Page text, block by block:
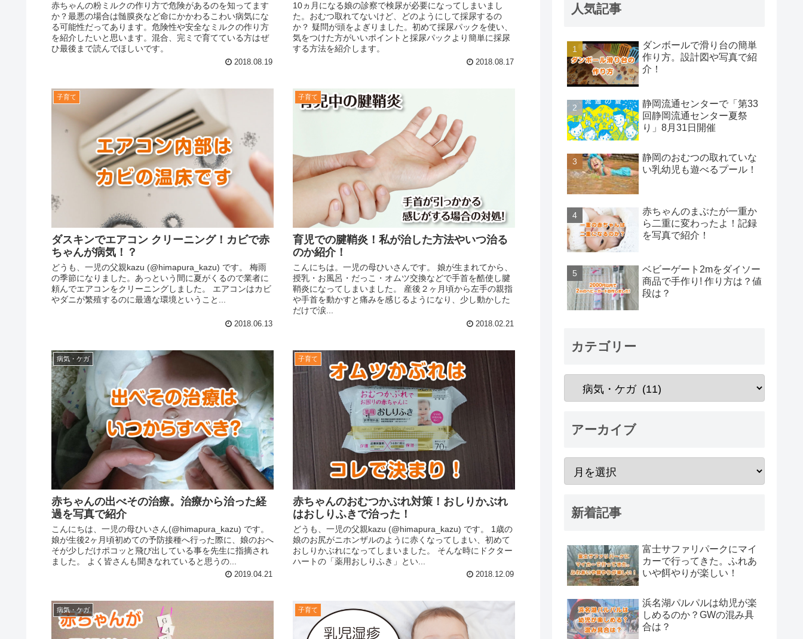
赤ちゃんの粉ミルクの作り方で危険があるのを知ってます
か？最悪の場合は髄膜炎など命にかかわるこわい病気にな
る可能性だってあります。危険性や安全なミルクの作り方
を紹介したいと思います。混合、完ミで育てている方はぜ
ひ最後まで読んでほしいです。
2018.08.19
10ヵ月になる娘の診察で検尿が必要になってしまいまし
た。おむつ取れてないけど、どのようにして採尿するの
か？ 疑問が頭をよぎりました。初めて採尿パックを使い、
気をつけた方がいいポイントと採尿パックより簡単に採尿
する方法を紹介します。
2018.08.17
子育て
ダスキンでエアコン クリーニング！カビで赤
ちゃんが病気！？
どうも、一児の父親kazu (@himapura_kazu) です。 梅雨
の季節になりました。あっという間に夏がくるので業者に
頼んでエアコンをクリーニングしました。 エアコンはカビ
やダニが繁殖するのに最適な環境ということ...
2018.06.13
子育て
育児での腱鞘炎！私が治した方法やいつ治る
のか紹介！
こんにちは。一児の母ひいさんです。 娘が生まれてから、
授乳・お風呂・だっこ・オムツ交換などで手首を酷使し腱
鞘炎になってしまいました。 産後２ヶ月頃から左手の親指
や手首を動かすと痛みを感じるようになり、少し動かした
だけで涙...
2018.02.21
病気・ケガ
赤ちゃんの出べその治療。治療から治った経
過を写真で紹介
こんにちは、一児の母ひいさん(@himapura_kazu) です。
娘が生後2ヶ月頃初めての予防接種へ行った際に、娘のおへ
そが少しだけポコッと飛び出している事を先生に指摘され
ました。 よく皆さんも聞きなれていると思うの...
2019.04.21
子育て
赤ちゃんのおむつかぶれ対策！おしりかぶれ
はおしりふきで治った！
どうも、一児の父親kazu (@himapura_kazu) です。 1歳の
娘のお尻がニホンザルのように赤くなってしまい、初めて
おしりかぶれになってしまいました。 そんな時にドクター
ハートの「薬用おしりふき」とい...
2018.12.09
病気・ケガ 子育て
人気記事
ダンボールで滑り台の簡単
作り方。設計図や写真で紹
介！
静岡流通センターで「第33
回静岡流通センター夏祭
り」8月31日開催
静岡のおむつの取れていな
い乳幼児も遊べるプール！
赤ちゃんのまぶたが一重か
ら二重に変わったよ！記録
を写真で紹介！
ベビーゲート2mをダイソー
商品で手作り! 作り方は？値
段は？
カテゴリー
アーカイブ
新着記事
富士サファリパークにマイ
カーで行ってきた。ふれあ
いや餌やりが楽しい！
浜名湖パルパルは幼児が楽
しめるのか？GWの混み具
合は？